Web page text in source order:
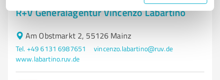
R+V Generalagentur Vincenzo Labartino
Am Obstmarkt 2, 55126 Mainz
Tel. +49 6131 6987651
vincenzo.labartino@ruv.de
www.labartino.ruv.de